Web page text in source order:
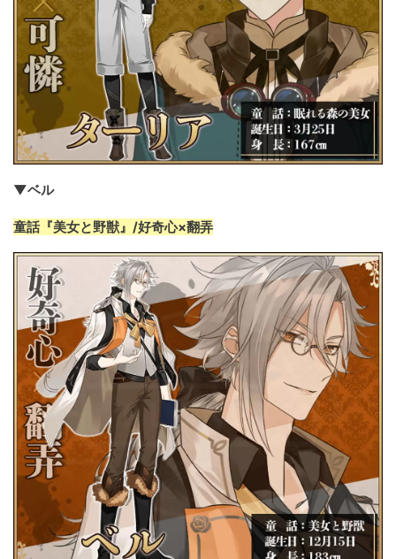
▼ベル
童話『美女と野獣』/好奇心×翻弄